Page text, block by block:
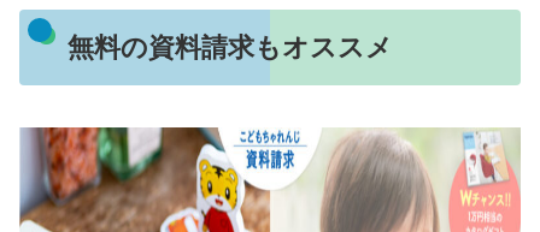
無料の資料請求もオススメ